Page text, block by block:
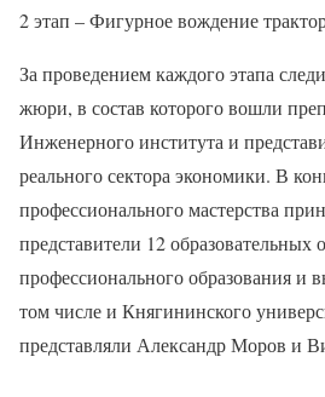
2 этап – Фигурное вождение
За проведением каждого этапа
жюри, в состав которого вошли
Инженерного института и
реального сектора экономики. В
профессионального мастерства
представители 12 образовательных
профессионального образования и
том числе и Княгининского
представляли Александр Моров и